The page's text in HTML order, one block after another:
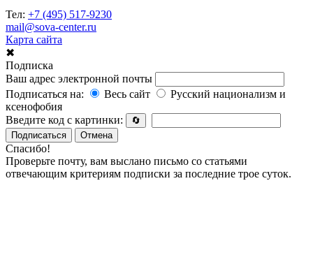
Тел: +7 (495) 517-9230
mail@sova-center.ru
Карта сайта
✖
Подписка
Ваш адрес электронной почты
Подписаться на:
Весь сайт
Русский национализм и
ксенофобия
Введите код с картинки:
🔄
Подписаться
Отмена
Спасибо!
Проверьте почту, вам выслано письмо со статьями
отвечающим критериям подписки за последние трое суток.